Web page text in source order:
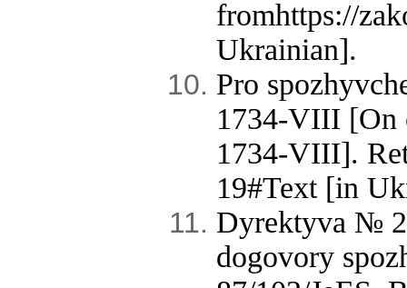
fromhttps://
Ukrainian].
Pro
1734-VIII [On
1734-VIII].
19#Text [in
Dyrektyva №
dogovory